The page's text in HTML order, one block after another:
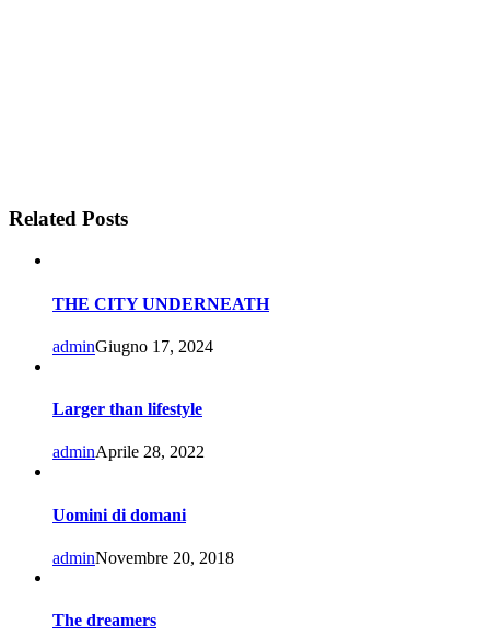
Related Posts
THE CITY UNDERNEATH
adminGiugno 17, 2024
Larger than lifestyle
adminAprile 28, 2022
Uomini di domani
adminNovembre 20, 2018
The dreamers